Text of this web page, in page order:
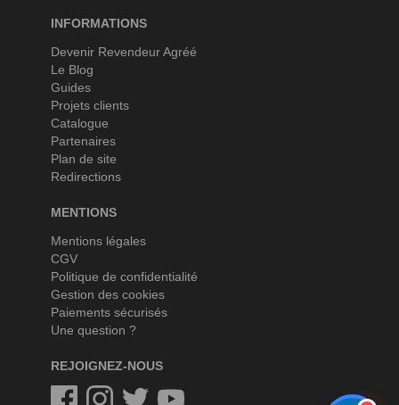
INFORMATIONS
Devenir Revendeur Agréé
Le Blog
Guides
Projets clients
Catalogue
Partenaires
Plan de site
Redirections
MENTIONS
Mentions légales
CGV
Politique de confidentialité
Gestion des cookies
Paiements sécurisés
Une question ?
REJOIGNEZ-NOUS
FacebookInstagramTwitterTwitter